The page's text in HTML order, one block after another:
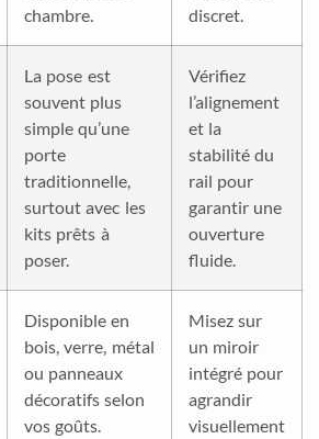
chambre.
discret.
La pose est
souvent plus
simple qu’une
porte
traditionnelle,
surtout avec les
kits prêts à
poser.
Vérifiez
l’alignement
et la
stabilité du
rail pour
garantir une
ouverture
fluide.
Disponible en
bois, verre, métal
ou panneaux
décoratifs selon
vos goûts.
Misez sur
un miroir
intégré pour
agrandir
visuellement